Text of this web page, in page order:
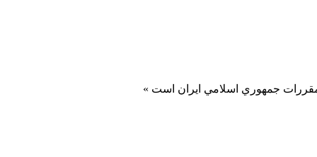
جمهوري اسلامي ايران است »